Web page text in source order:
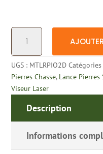
quantité
Fronde
de
Chasse
en
Laser
Semi-
UGS : MTLRPIO2D
Pierres Chasse, Lance
Viseur Laser
Description
Informations